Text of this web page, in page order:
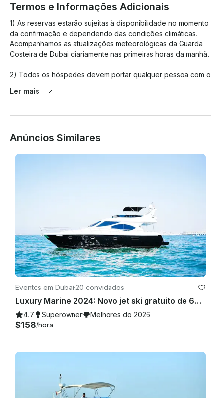
Termos e Informações Adicionais
1) As reservas estarão sujeitas à disponibilidade no momento
da confirmação e dependendo das condições climáticas.
Acompanhamos as atualizações meteorológicas da Guarda
Costeira de Dubai diariamente nas primeiras horas da manhã.
2) Todos os hóspedes devem portar qualquer pessoa com o
pela lei dos Emirados Árabes Unidos (ID dos
Árabes Unidos). Qualquer hóspede sem identificação
na extensão do tempo de viagem.
5) Todos os hóspedes menores de 21 anos devem ser
supervisionados por um adulto (guardiões/pais) a bordo.
6) Todos os alimentos trazidos a bordo pelos hóspedes
devem ser aprovados pelos regulamentos de segurança e
7) Todas as viagens de pesca devem ser realizadas de
acordo com os regulamentos dos Emirados Árabes Unidos.
hóspedes podem levar suas próprias bebidas alcoólicas a
bordo (legislação dos Emirados Árabes Unidos aplicável).
Ler mais
Anúncios Similares
Eventos em Dubai·20 convidados
Luxury Marine 2024: Novo jet ski gratuito de 60 pés, terraço para banhos de sol espaçoso em Dubai, a melhor oferta
4.7 Superowner Melhores do 2026
$158/hora